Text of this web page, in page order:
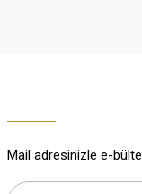
Mail adresinizle e-